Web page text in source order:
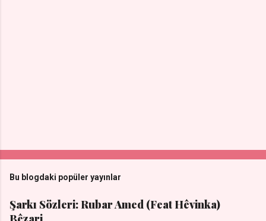
Bu blogdaki popüler yayınlar
Şarkı Sözleri: Rubar Amed (Feat Hêvinka)